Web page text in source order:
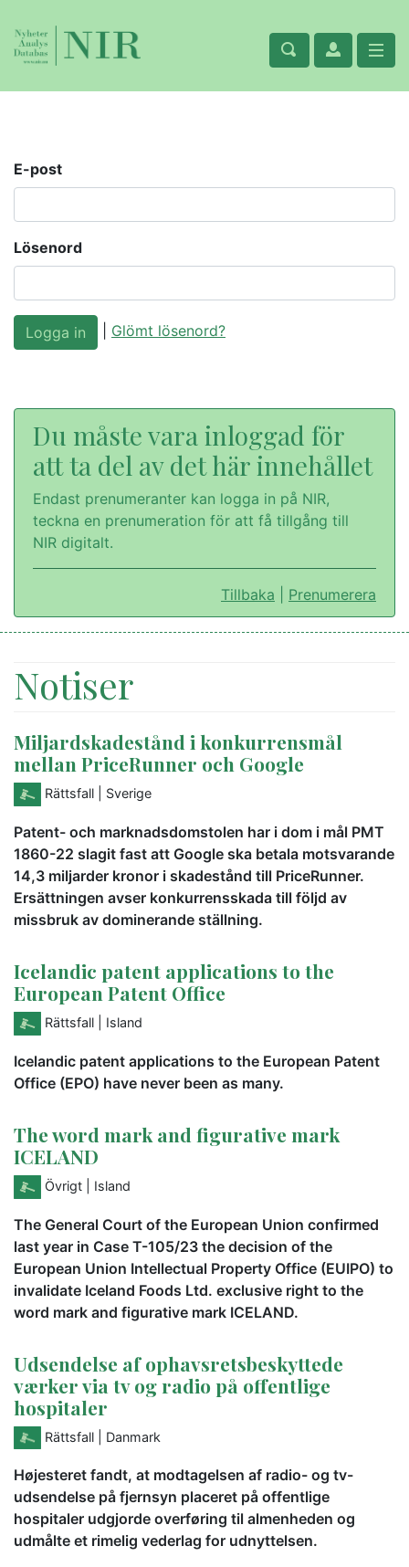
E-post
Lösenord
Glömt lösenord?
Du måste vara inloggad för
att ta del av det här innehållet
Endast prenumeranter kan logga in på NIR,
teckna en prenumeration för att få tillgång till
NIR digitalt.
Tillbaka Prenumerera
Notiser
Miljardskadestånd i konkurrensmål
mellan PriceRunner och Google
Rättsfall | Sverige
Patent- och marknadsdomstolen har i dom i mål PMT
1860-22 slagit fast att Google ska betala motsvarande
14,3 miljarder kronor i skadestånd till PriceRunner.
Ersättningen avser konkurrensskada till följd av
missbruk av dominerande ställning.
Icelandic patent applications to the
European Patent Office
Rättsfall | Island
Icelandic patent applications to the European Patent
Office (EPO) have never been as many.
The word mark and figurative mark
ICELAND
Övrigt | Island
The General Court of the European Union confirmed
last year in Case T-105/23 the decision of the
European Union Intellectual Property Office (EUIPO) to
invalidate Iceland Foods Ltd. exclusive right to the
word mark and figurative mark ICELAND.
Udsendelse af ophavsretsbeskyttede
værker via tv og radio på offentlige
hospitaler
Rättsfall | Danmark
Højesteret fandt, at modtagelsen af radio- og tv-
udsendelse på fjernsyn placeret på offentlige
hospitaler udgjorde overføring til almenheden og
udmålte et rimelig vederlag for udnyttelsen.